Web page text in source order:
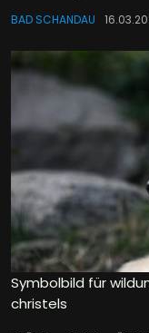
BAD SCHANDAU
Symbolbild für
christels